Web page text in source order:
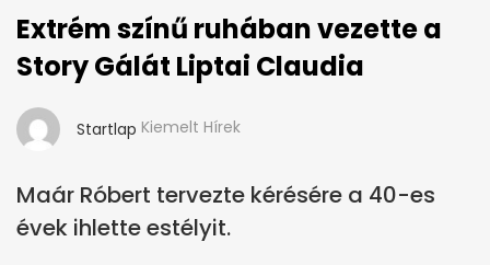
Extrém színű ruhában vezette a
Story Gálát Liptai Claudia
Startlap Kiemelt Hírek
Maár Róbert tervezte kérésére a 40-es
évek ihlette estélyit.